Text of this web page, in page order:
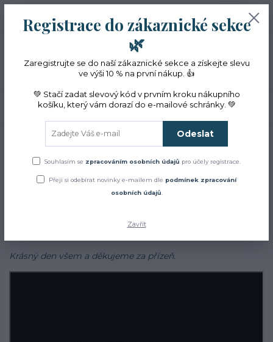
Menu
CZK
Hledat
(Po-Pá, 10-16 hod.)
0ks
0 Kč
Úvod
Blog
Zajímá Vás jak to u nás chodí?
Krásný den všem a děkujeme za přízeň.
Registrace do zákaznické sekce
🌿
Zaregistrujte se do naší zákaznické sekce a získejte slevu
ve výši 10 % na první nákup. 👍
💚 Stačí zadat slevový kód v prvním kroku nákupního
košíku, který vám dorazí do e-mailové schránky. 💚
Odeslat
Souhlasím se zpracováním osobních údajů pro účely registrace.
Přeji si odebírat novinky e-mailem dle podmínek zpracování
osobních údajů
Zavřít